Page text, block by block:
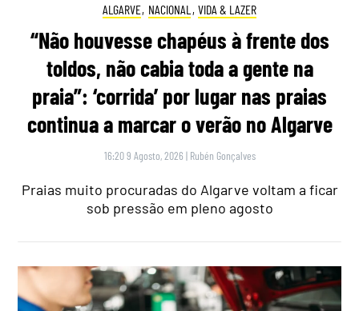
ALGARVE, NACIONAL , VIDA & LAZER
“Não houvesse chapéus à frente dos
toldos, não cabia toda a gente na
praia”: ‘corrida’ por lugar nas praias
continua a marcar o verão no Algarve
16:20 9 Agosto, 2026 | Rubén Gonçalves
Praias muito procuradas do Algarve voltam a ficar
sob pressão em pleno agosto